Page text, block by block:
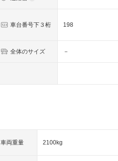
車台番号下３桁 198
全体のサイズ －
車両重量 2100kg